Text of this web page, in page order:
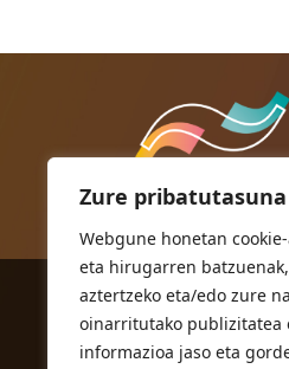
Zure
Webgune honetan
eta hirugarren
aztertzeko eta/edo zure
oinarritutako publizitatea
informazioa jaso eta
ORIOKO UDALA
Herriko plaza,1